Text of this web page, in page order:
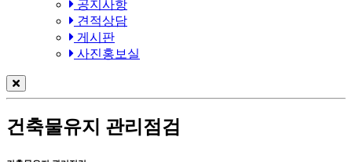
공지사항
견적상담
게시판
사진홍보실
건축물유지 관리점검